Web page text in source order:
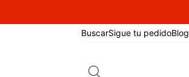
BuscarSigue tu pedidoBlog